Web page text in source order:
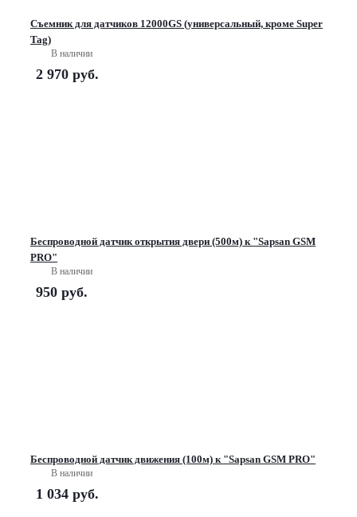
Съемник для датчиков 12000GS (универсальный, кроме Super
Tag)
В наличии
2 970 руб.
Беспроводной датчик открытия двери (500м) к "Sapsan GSM
PRO"
В наличии
950 руб.
Беспроводной датчик движения (100м) к "Sapsan GSM PRO"
В наличии
1 034 руб.